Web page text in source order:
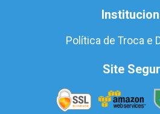
Política de Troca e
Site